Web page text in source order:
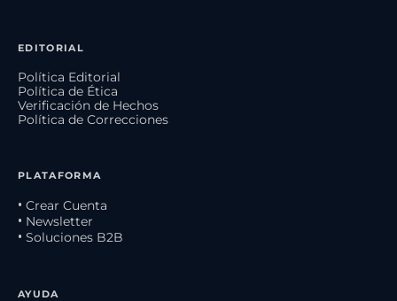
EDITORIAL
Política Editorial
Política de Ética
Verificación de Hechos
Política de Correcciones
PLATAFORMA
• Crear Cuenta
• Newsletter
• Soluciones B2B
AYUDA